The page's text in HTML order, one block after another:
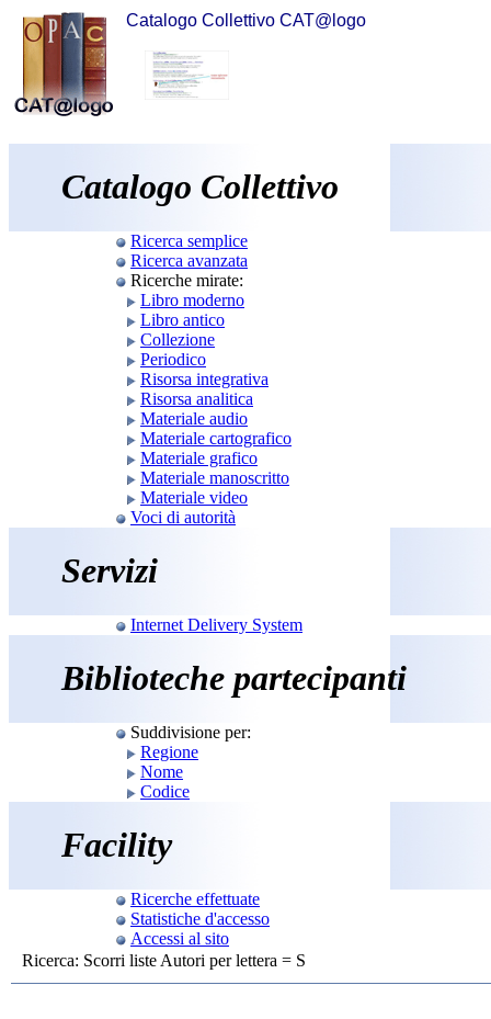
Catalogo Collettivo CAT@logo
Catalogo Collettivo
Ricerca semplice
Ricerca avanzata
Ricerche mirate:
Libro moderno
Libro antico
Collezione
Periodico
Risorsa integrativa
Risorsa analitica
Materiale audio
Materiale cartografico
Materiale grafico
Materiale manoscritto
Materiale video
Voci di autorità
Servizi
Internet Delivery System
Biblioteche partecipanti
Suddivisione per:
Regione
Nome
Codice
Facility
Ricerche effettuate
Statistiche d'accesso
Accessi al sito
Ricerca: Scorri liste Autori per lettera = S